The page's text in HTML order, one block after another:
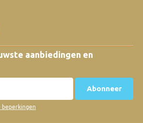
aanbiedingen en
Abonneer
beperkingen